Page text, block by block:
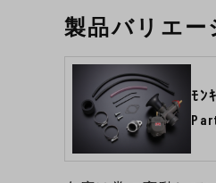
製品バリエー
ﾓﾝ